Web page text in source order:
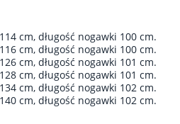
cm, długość nogawki 100 cm.
cm, długość nogawki 100 cm.
cm, długość nogawki 101 cm.
cm, długość nogawki 101 cm.
cm, długość nogawki 102 cm.
cm, długość nogawki 102 cm.